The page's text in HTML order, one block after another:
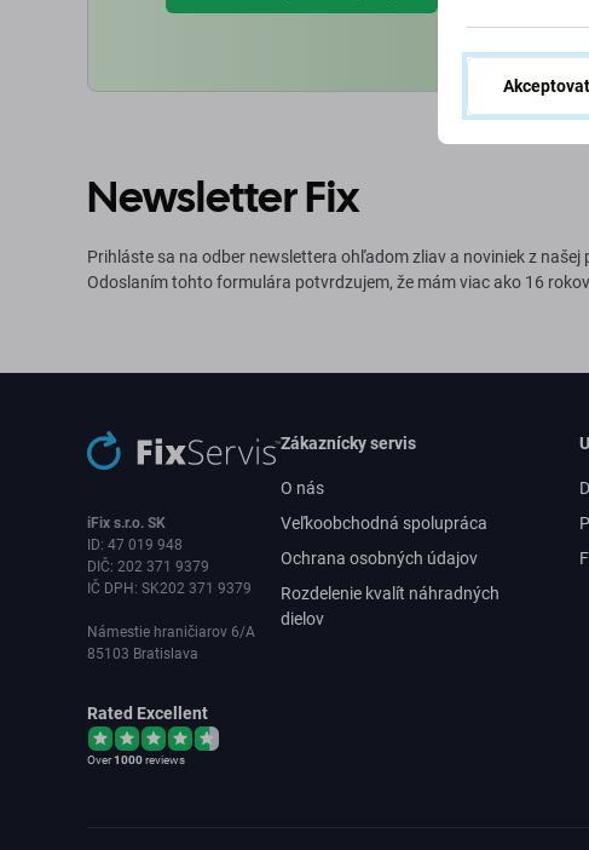
Newsletter Fix
Prihláste sa na odber newslettera ohľadom zliav a noviniek z našej
Odoslaním tohto formulára potvrdzujem, že mám viac ako 16
iFix s.r.o. SK
ID: 47 019 948
DIČ: 202 371 9379
IČ DPH: SK202 371 9379
Námestie hraničiarov 6/A
85103 Bratislava
Rated Excellent
Over1000reviews
Zákaznícky servis
O nás
Veľkoobchodná spolupráca
Ochrana osobných údajov
Rozdelenie kvalít náhradných
dielov